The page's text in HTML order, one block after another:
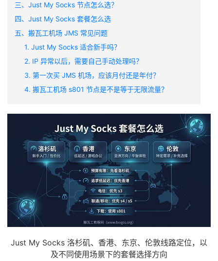
三、Just My Socks 节点怎么选？
四、Just My Socks 套餐怎么选
五、搬瓦工机场 JMS 常见问题
1. Just My Socks 适合新手吗？
2. IP 异常以后，需要自己手动处理吗？
3. 第一次买 JMS 机场，应该月付还是年付？
4. 搬瓦工机场 s801 节点是不是等于无限流量？
Just My Socks 洛杉矶、香港、东京、伦敦线路定位，以
及不同使用场景下的套餐选择方向